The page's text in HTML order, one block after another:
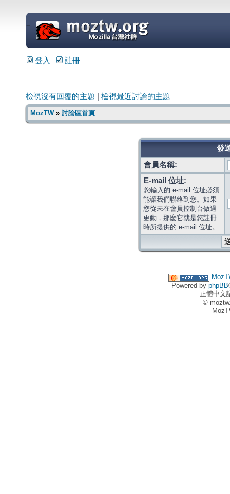
=
登入 註冊
檢視沒有回覆的主題 檢視最近討論的主題
MozTW» 討論區首頁
發
會員名稱:
E-mail 位址:
您輸入的 e-mail 位址必須
能讓我們聯絡到您。如果
您從未在會員控制台做過
更動，那麼它就是您註冊
時所提供的 e-mail 位址。
Powered by phpBB
正體中文
©